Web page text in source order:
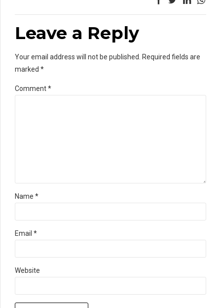
Leave a Reply
Your email address will not be published. Required fields are
marked *
Comment*
Name *
Email *
Website